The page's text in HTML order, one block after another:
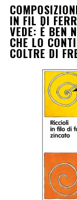
IN FIL DI
VEDE: É BEN
CHE LO
COLTRE DI